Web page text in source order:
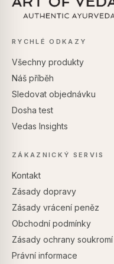
RYCHLÉ ODKAZY
Všechny produkty
Náš příběh
Sledovat objednávku
Dosha test
Vedas Insights
ZÁKAZNICKÝ SERVIS
Kontakt
Zásady dopravy
Zásady vrácení peněz
Obchodní podmínky
Zásady ochrany soukromí
Právní informace